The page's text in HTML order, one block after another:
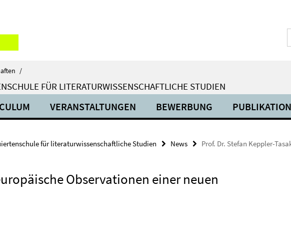
/
FÜR LITERATURWISSENSCHAFTLICHE STUDIEN
VERANSTALTUNGEN BEWERBUNG
für literaturwissenschaftliche Studien News Prof. Dr. Stefan Keppler-
Observationen einer neuen